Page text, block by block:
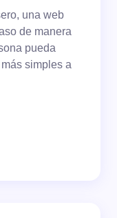
una web
de manera
pueda
simples a